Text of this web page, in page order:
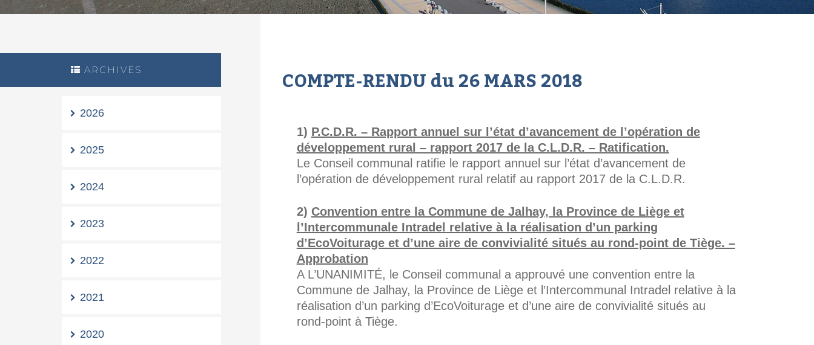
ARCHIVES
2026
2025
2024
2023
2022
2021
2020
COMPTE-RENDU du 26 MARS 2018
P.C.D.R. – Rapport annuel sur l’état d’avancement de l’opération de
développement rural – rapport 2017 de la C.L.D.R. – Ratification.
Le Conseil communal ratifie le rapport annuel sur l’état d’avancement de
l’opération de développement rural relatif au rapport 2017 de la C.L.D.R.
Convention entre la Commune de Jalhay, la Province de Liège et
l’Intercommunale Intradel relative à la réalisation d’un parking
d’EcoVoiturage et d’une aire de convivialité situés au rond-point de Tiège. –
Approbation
A L’UNANIMITÉ, le Conseil communal a approuvé une convention entre la
Commune de Jalhay, la Province de Liège et l’Intercommunal Intradel relative à la
réalisation d’un parking d’EcoVoiturage et d’une aire de convivialité situés au
rond-point à Tiège.